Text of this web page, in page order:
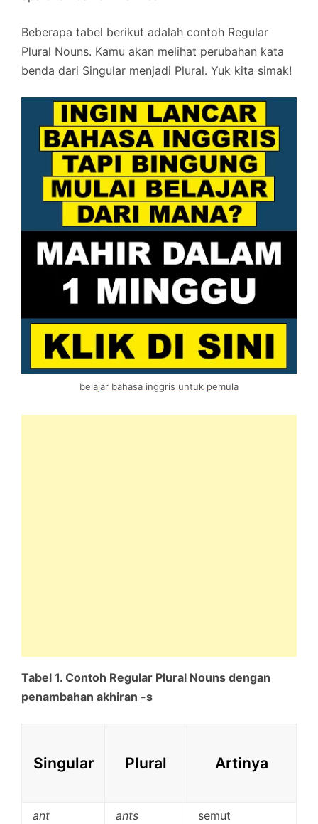
Beberapa tabel berikut adalah contoh Regular
Plural Nouns. Kamu akan melihat perubahan kata
benda dari Singular menjadi Plural. Yuk kita simak!
belajar bahasa inggris untuk pemula
Tabel 1. Contoh Regular Plural Nouns dengan
penambahan akhiran -s
Singular Plural Artinya
ant ants
semut